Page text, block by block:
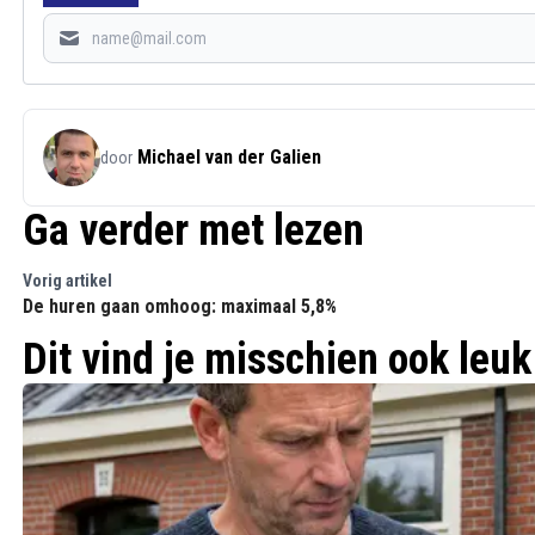
door Michael van der Galien
Ga verder met lezen
Vorig artikel
De huren gaan omhoog: maximaal 5,8%
Dit vind je misschien ook leuk